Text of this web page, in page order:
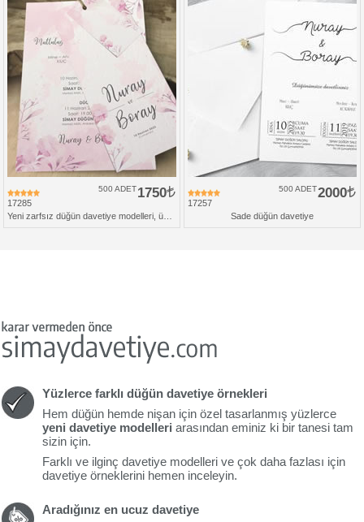
17285
1750
500 ADET
17257
2000
500 ADET
Sade düğün davetiye
Yüzlerce farklı düğün davetiye örnekleri
Hem düğün hemde nişan için özel tasarlanmış yüzlerce
yeni davetiye modelleri arasından eminiz ki bir tanesi tam
sizin için.
Farklı ve ilginç davetiye modelleri ve çok daha fazlası için
davetiye örneklerini hemen inceleyin.
Aradığınız en ucuz davetiye